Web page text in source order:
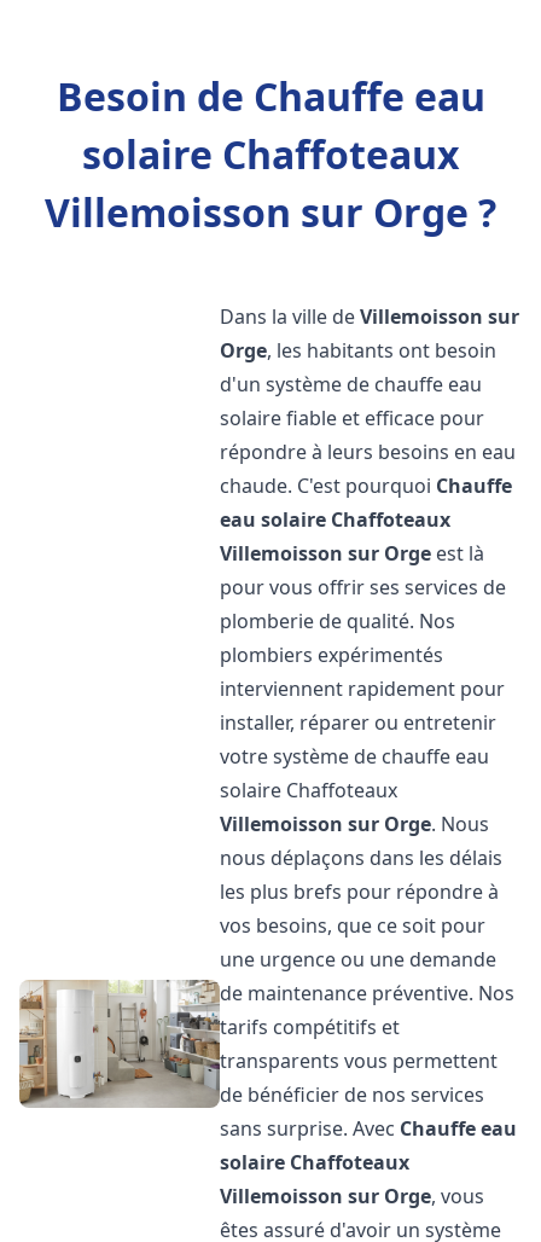
Besoin de Chauffe eau
solaire Chaffoteaux
Villemoisson sur Orge ?
Dans la ville deVillemoisson sur
Orge, les habitants ont besoin
d'un système de chauffe eau
solaire fiable et efficace pour
répondre à leurs besoins en eau
chaude. C'est pourquoi Chauffe
eau solaire Chaffoteaux
Villemoisson sur Orge est là
pour vous offrir ses services de
plomberie de qualité. Nos
plombiers expérimentés
interviennent rapidement pour
installer, réparer ou entretenir
votre système de chauffe eau
solaire Chaffoteaux
Villemoisson sur Orge. Nous
nous déplaçons dans les délais
les plus brefs pour répondre à
vos besoins, que ce soit pour
une urgence ou une demande
de maintenance préventive. Nos
tarifs compétitifs et
transparents vous permettent
de bénéficier de nos services
sans surprise. Avec Chauffe eau
solaire Chaffoteaux
Villemoisson sur Orge, vous
êtes assuré d'avoir un système